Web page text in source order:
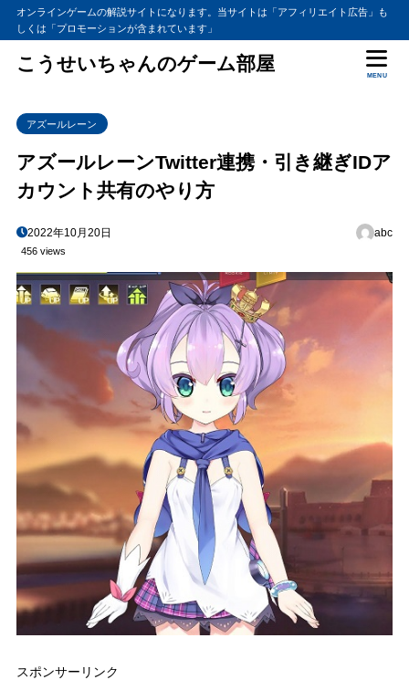
オンラインゲームの解説サイトになります。当サイトは「アフィリエイト広告」も
しくは「プロモーションが含まれています」
こうせいちゃんのゲーム部屋
MENU
アズールレーン
アズールレーンTwitter連携・引き継ぎIDア
カウント共有のやり方
2022年10月20日 abc
456 views
スポンサーリンク